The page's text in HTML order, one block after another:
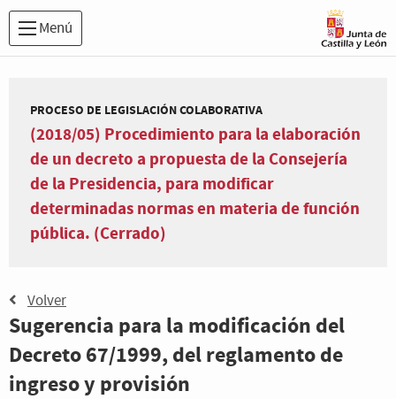
Menú
PROCESO DE LEGISLACIÓN COLABORATIVA
(2018/05) Procedimiento para la elaboración
de un decreto a propuesta de la Consejería
de la Presidencia, para modificar
determinadas normas en materia de función
pública. (Cerrado)
Volver
Sugerencia para la modificación del
Decreto 67/1999, del reglamento de
ingreso y provisión